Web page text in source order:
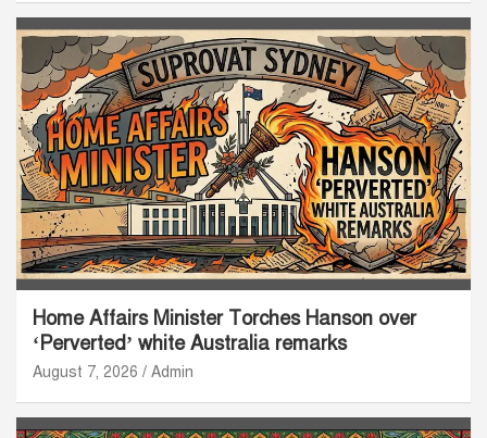
Home Affairs Minister Torches Hanson over
‘Perverted’ white Australia remarks
August 7, 2026 Admin